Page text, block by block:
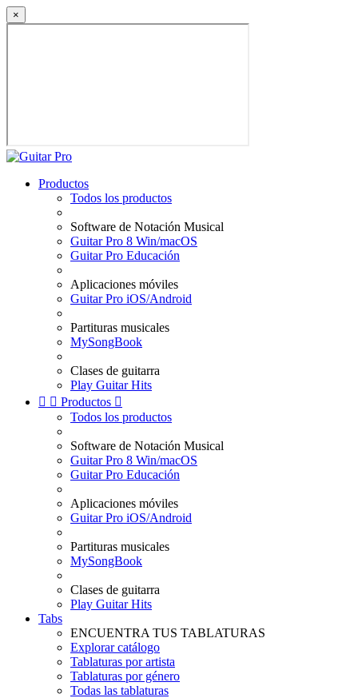
×
Productos
Todos los productos
Software de Notación Musical
Guitar Pro 8 Win/macOS
Guitar Pro Educación
Aplicaciones móviles
Guitar Pro iOS/Android
Partituras musicales
MySongBook
Clases de guitarra
Play Guitar Hits
  Productos 
Todos los productos
Software de Notación Musical
Guitar Pro 8 Win/macOS
Guitar Pro Educación
Aplicaciones móviles
Guitar Pro iOS/Android
Partituras musicales
MySongBook
Clases de guitarra
Play Guitar Hits
Tabs
ENCUENTRA TUS TABLATURAS
Explorar catálogo
Tablaturas por artista
Tablaturas por género
Todas las tablaturas